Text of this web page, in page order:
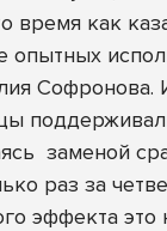
время как
опытных
Софронова.
заменой
раз за
эффекта